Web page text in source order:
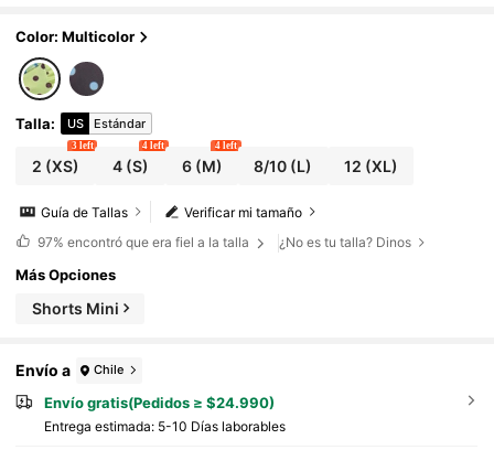
Color: Multicolor
Talla: US Estándar
2 (XS)
3 left
4(S)
4 left
6(M)
4 left
8/10 (L) 12 (XL)
Verificar mi tamaño
Guía de Tallas
97% encontró que era fiel a la talla ¿No es tu talla? Dinos
Más Opciones
Shorts Mini
Envío a Chile
Envío gratis(Pedidos ≥ $24.990)
Entrega estimada: 5-10 Días laborables